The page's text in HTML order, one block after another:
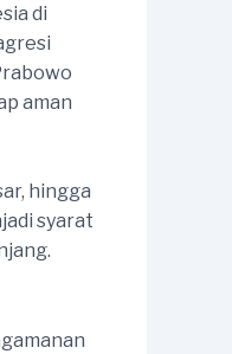
di
aman
hingga
syarat